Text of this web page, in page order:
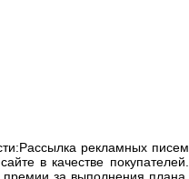
рекламных писем
в качестве покупателей.